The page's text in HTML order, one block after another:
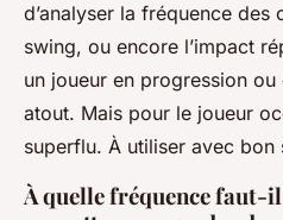
d’analyser la fréquence des
swing, ou encore l’impact
un joueur en progression ou
atout. Mais pour le joueur
superflu. À utiliser avec bon
À quelle fréquence faut-